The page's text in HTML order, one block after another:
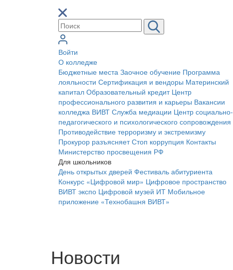
Войти
О колледже
Бюджетные места Заочное обучение Программа
лояльности Сертификация и вендоры Материнский
капитал Образовательный кредит Центр
профессионального развития и карьеры Вакансии
колледжа ВИВТ Служба медиации Центр социально-
педагогического и психологического сопровождения
Противодействие терроризму и экстремизму
Прокурор разъясняетСтоп коррупция Контакты
Министерство просвещения РФ
Для школьников
День открытых дверей Фестиваль абитуриента
Конкурс «Цифровой мир» Цифровое пространство
ВИВТ экспо Цифровой музей ИТ Мобильное
приложение «Технобашня ВИВТ»
Новости